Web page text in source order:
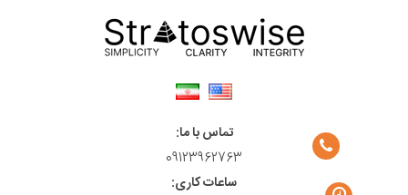
تماس با ما:
09123962763
ساعات کاری: